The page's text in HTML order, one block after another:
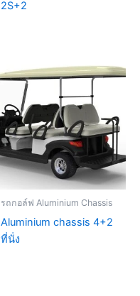
2S+2
รถกอล์ฟ Aluminium Chassis
Aluminium chassis 4+2
ที่นั่ง